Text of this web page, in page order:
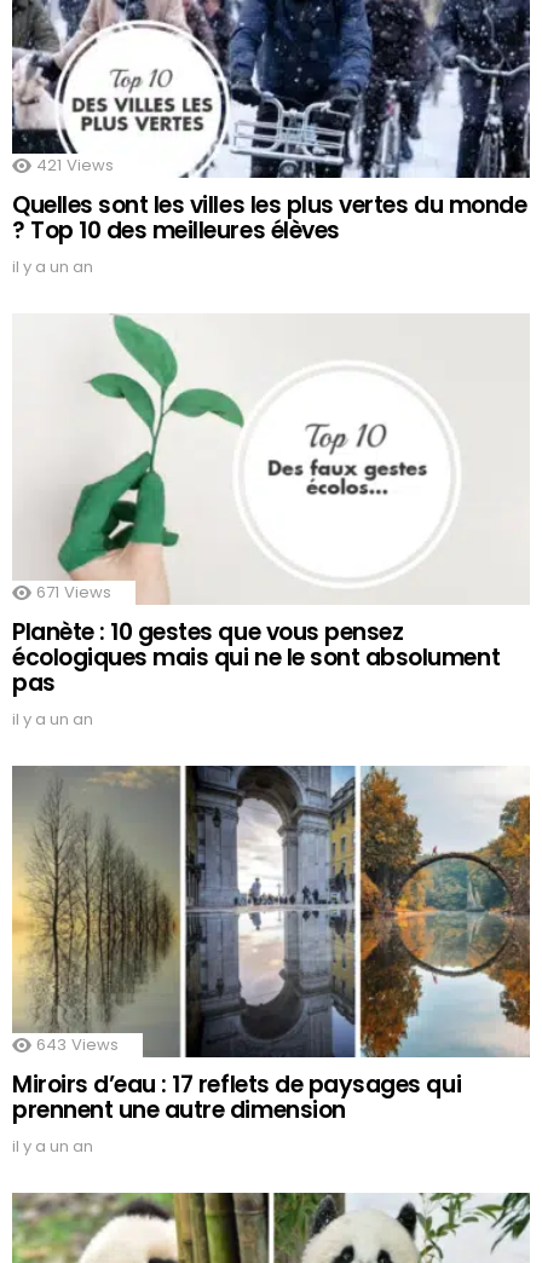
421 Views
Quelles sont les villes les plus vertes du monde
? Top 10 des meilleures élèves
il y a un an
671 Views
Planète : 10 gestes que vous pensez
écologiques mais qui ne le sont absolument
pas
il y a un an
643 Views
Miroirs d’eau : 17 reflets de paysages qui
prennent une autre dimension
il y a un an